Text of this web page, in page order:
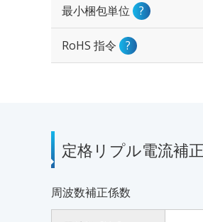
最小梱包単位 ?
RoHS 指令 ?
定格リプル電流補
周波数補正係数